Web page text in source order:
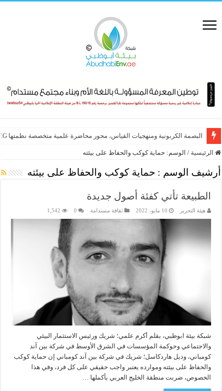
البصمة الكربونية ومنهجيات القياس، محور محاضرة علمية متخصصة نظمتها E.T.G
الشبكة الإقليمية للمسؤولية الاجتماعية تطلق “جائزة الإنجاز مدى الحياة في
الرئيسية / الوسم: حماية كوكب والحفاظ على بيئته
أرشيف الوسم : حماية كوكب والحفاظ على بيئته
الطبيعة تأتي كفئة أصول جديدة
هيئة التحرير 10 مايو، 2022 ثقافة مستدامة 0
1,542
شبكة بيئة ابوظبي، بقلم أكرم علمي؛ شريك ورئيس الاستثمار البيئي
والاجتماعي وحوكمة المؤسسات في الشرق الأوسط في شركة بين آند
كومباني، وديل هاردكاسل؛ شريك في شركة بين آند كومباني إن حماية كوكب
والحفاظ على بيئته وموارده يعتبر واجب حقيقي على كل فرد، وفي هذا
الخصوص، ضربت منطقة الخليج العربي بأكملها …